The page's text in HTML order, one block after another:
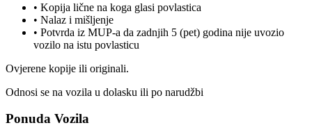
• Kopija lične na koga glasi povlastica
• Nalaz i mišljenje
• Potvrda iz MUP-a da zadnjih 5 (pet) godina nije uvozio
vozilo na istu povlasticu
Ovjerene kopije ili originali.
Odnosi se na vozila u dolasku ili po narudžbi
Ponuda Vozila